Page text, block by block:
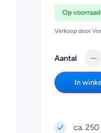
Op voorraad
Verkoop door
Aantal
In
ca.